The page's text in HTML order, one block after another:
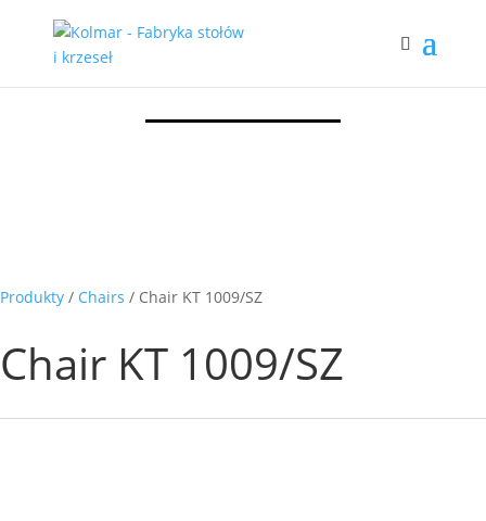
Produkty / Chairs / Chair KT 1009/SZ
Chair KT 1009/SZ